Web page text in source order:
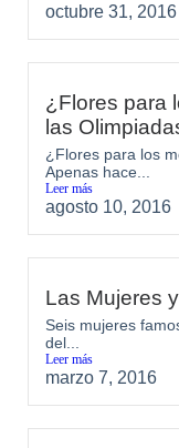
octubre 31, 2016
¿Flores para
las
¿Flores para los
Apenas hace...
Leer más
agosto 10, 2016
Las Mujeres
Seis mujeres
del...
Leer más
marzo 7, 2016